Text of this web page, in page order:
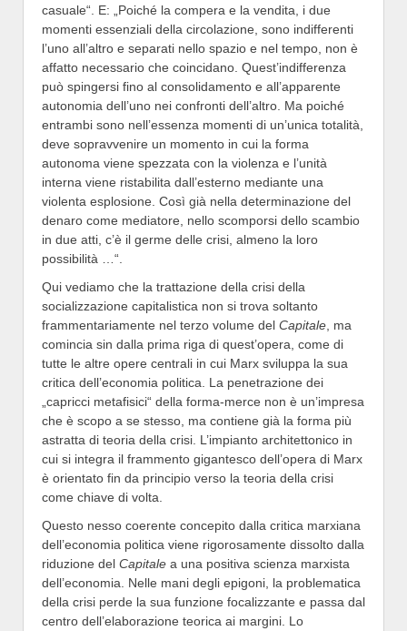
casuale“. E: „Poiché la compera e la vendita, i due
momenti essenziali della circolazione, sono indifferenti
l’uno all’altro e separati nello spazio e nel tempo, non è
affatto necessario che coincidano. Quest’indifferenza
può spingersi fino al consolidamento e all’apparente
autonomia dell’uno nei confronti dell’altro. Ma poiché
entrambi sono nell’essenza momenti di un’unica totalità,
deve sopravvenire un momento in cui la forma
autonoma viene spezzata con la violenza e l’unità
interna viene ristabilita dall’esterno mediante una
violenta esplosione. Così già nella determinazione del
denaro come mediatore, nello scomporsi dello scambio
in due atti, c’è il germe delle crisi, almeno la loro
possibilità …“.
Qui vediamo che la trattazione della crisi della
socializzazione capitalistica non si trova soltanto
frammentariamente nel terzo volume del Capitale , ma
comincia sin dalla prima riga di quest’opera, come di
tutte le altre opere centrali in cui Marx sviluppa la sua
critica dell’economia politica. La penetrazione dei
„capricci metafisici“ della forma-merce non è un’impresa
che è scopo a se stesso, ma contiene già la forma più
astratta di teoria della crisi. L’impianto architettonico in
cui si integra il frammento gigantesco dell’opera di Marx
è orientato fin da principio verso la teoria della crisi
come chiave di volta.
Questo nesso coerente concepito dalla critica marxiana
dell’economia politica viene rigorosamente dissolto dalla
riduzione del Capitale a una positiva scienza marxista
dell’economia. Nelle mani degli epigoni, la problematica
della crisi perde la sua funzione focalizzante e passa dal
centro dell’elaborazione teorica ai margini. Lo